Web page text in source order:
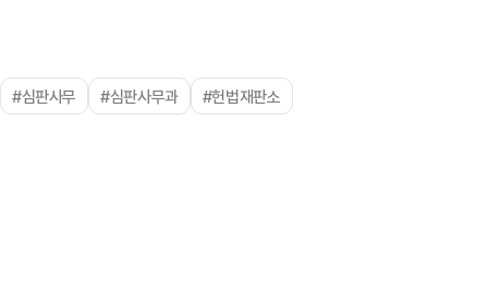
#심판사무 #심판사무과 #헌법재판소